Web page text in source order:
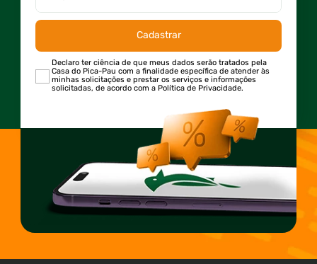
Cadastrar
Declaro ter ciência de que meus dados serão tratados pela
Casa do Pica-Pau com a finalidade específica de atender às
minhas solicitações e prestar os serviços e informações
solicitadas, de acordo com a Política de Privacidade.